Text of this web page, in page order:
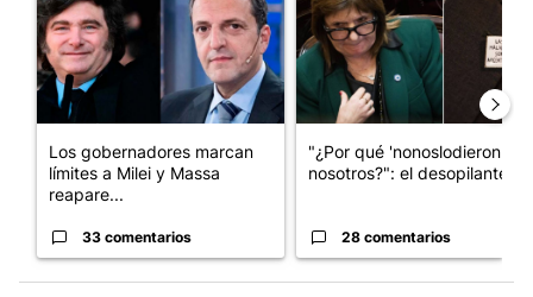
Los gobernadores marcan
límites a Milei y Massa
reapare...
33 comentarios
"¿Por qué 'nonoslodieron' a
nosotros?": el desopilante ...
28 comentarios